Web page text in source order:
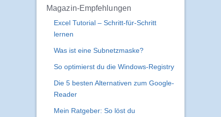
Magazin-Empfehlungen
Excel Tutorial – Schritt-für-Schritt
lernen
Was ist eine Subnetzmaske?
So optimierst du die Windows-Registry
Die 5 besten Alternativen zum Google-
Reader
Mein Ratgeber: So löst du